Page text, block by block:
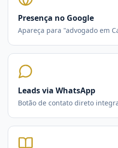
Presença no Google
Apareça para "advogado em
Leads via WhatsApp
Botão de contato direto